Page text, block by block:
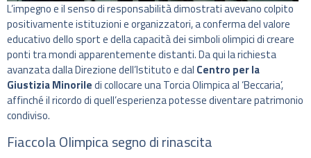
L’impegno e il senso di responsabilità dimostrati avevano colpito
positivamente istituzioni e organizzatori, a conferma del valore
educativo dello sport e della capacità dei simboli olimpici di creare
ponti tra mondi apparentemente distanti. Da qui la richiesta
avanzata dalla Direzione dell’Istituto e dal Centro per la
Giustizia Minoriledi collocare una Torcia Olimpica al ‘Beccaria’,
affinché il ricordo di quell’esperienza potesse diventare patrimonio
condiviso.
Fiaccola Olimpica segno di rinascita